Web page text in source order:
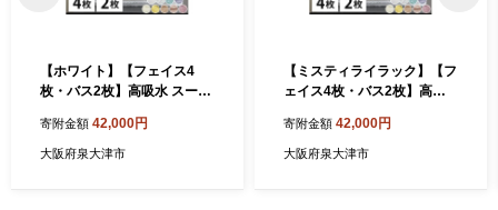
【ホワイト】【フェイス4
枚・バス2枚】高吸水 スーパ
ト エアリーシュ | タオル フ
ェイスタオル バスタオル 泉
寄附金額 42,000円
大阪府泉大津市
【ミスティライラック】【フ
ェイス4枚・バス2枚】高吸
オルセット エアリーシュ | タ
オル フェイスタオル バスタ
寄附金額 42,000円
大阪府泉大津市